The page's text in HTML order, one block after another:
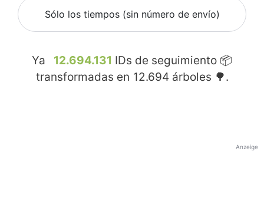
Sólo los tiempos (sin número de envío)
Ya 12.694.131 IDs de seguimiento 📦
transformadas en 12.694 árboles 🌳.
Anzeige